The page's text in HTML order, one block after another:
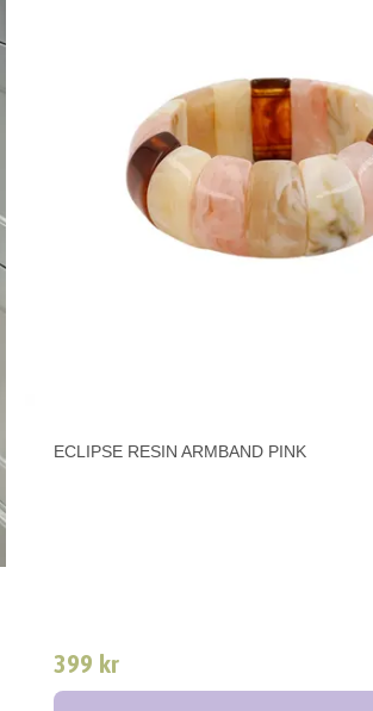
ECLIPSE RESIN ARMBAND PINK
399 kr